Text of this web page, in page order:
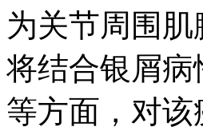
为关节周围
将结合银屑
等方面，对